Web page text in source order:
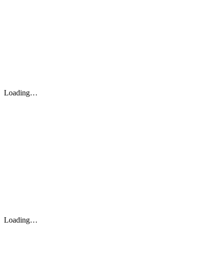
Loading…
Loading…